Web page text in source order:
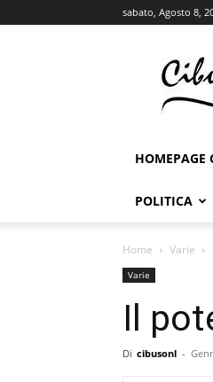
sabato, Agosto 8,
HOMEPAGE
POLITICA
Home Varie
Varie
Il
Di cibusonl -